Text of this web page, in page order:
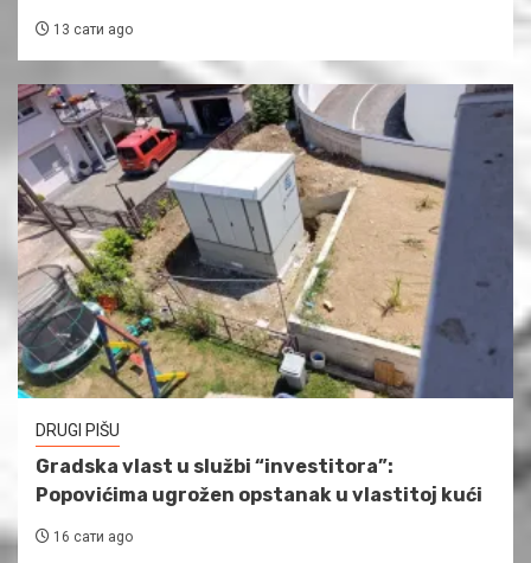
13 сати ago
DRUGI PIŠU
Gradska vlast u službi “investitora”:
Popovićima ugrožen opstanak u vlastitoj kući
16 сати ago